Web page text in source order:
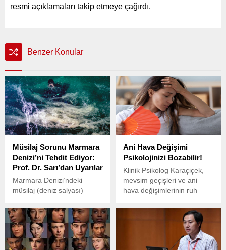
resmi açıklamaları takip etmeye çağırdı.
Benzer Konular
Müsilaj Sorunu Marmara
Denizi’ni Tehdit Ediyor:
Prof. Dr. Sarı’dan Uyarılar
Marmara Denizi’ndeki
müsilaj (deniz salyası)
Bandırma Onyedi Eylül
Üniversitesi Denizcilik
Fakültesi Öğretim Üyesi
Prof. Dr. Mustafa Sarı,
Ani Hava Değişimi
Psikolojinizi Bozabilir!
Klinik Psikolog Karaçiçek,
mevsim geçişleri ve ani
hava değişimlerinin ruh
olduğunu belirterek, güneşli
bir havadan birden
yağmurlu ve kapalı bir
havaya geçişin serotonin